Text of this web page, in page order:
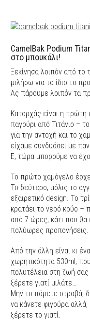
CamelBak Podium
στο μπουκάλι!
Ξεκίνησα λοιπόν από
μιλήσω για το ίδιο το
Ας πάρουμε λοιπόν τα
Καταρχάς είναι η
παγούρι από Τιτάνιο –
για την αντοχή και το
είχαμε συνδυάσει με
Ε, τώρα μπορούμε να
Το πρώτο χαμόγελο
Το δεύτερο, μόλις το
εξαιρετικό design. Το
κρατάει το νερό κρύο –
από 7 ώρες, κάτι που θα
πολύωρες προπονήσεις.
Από την άλλη είναι κι
χωρητικότητα 530ml,
πολυτέλεια στη ζωή σας
ξέρετε γιατί μιλάτε…
Μην το πάρετε στραβά,
να κάνετε φιγούρα
ξέρετε το γιατί.